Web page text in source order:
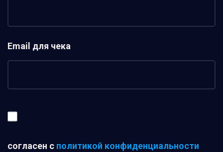
Email для чека
согласен с политикой конфиденциальности